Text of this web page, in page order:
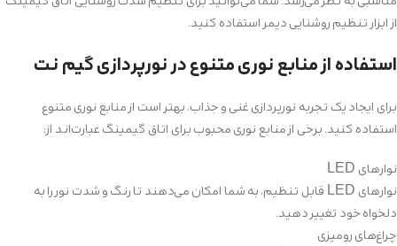
از ابزار تنظیم روشنایی دیمر استفاده کنید.
استفاده از منابع نوری متنوع در نورپردازی گیم نت
برای ایجاد یک تجربه نورپردازی غنی و جذاب، بهتر است از منابع نوری متنوع
استفاده کنید. برخی از منابع نوری محبوب برای اتاق گیمینگ عبارت‌اند از:
نوارهای LED
نوارهای LED قابل تنظیم، به شما امکان می‌دهند تا رنگ و شدت نور را به
دلخواه خود تغییر دهید.
چراغ‌های رومیزی